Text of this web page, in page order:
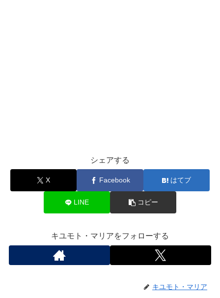
シェアする
X Facebook はてブ
LINE コピー
キユモト・マリアをフォローする
キユモト・マリア